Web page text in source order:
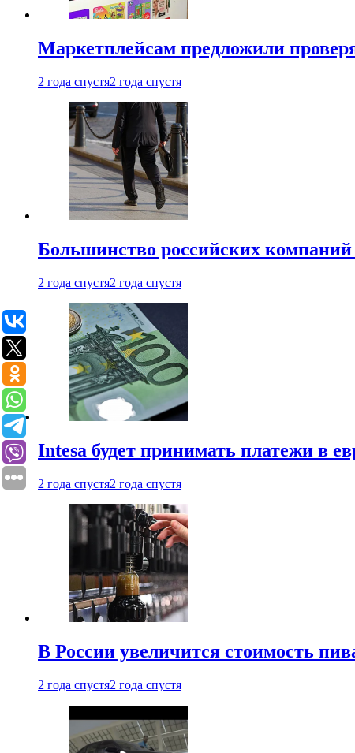
Маркетплейсам предложили
2 года спустя2 года спустя
Большинство российских компаний
2 года спустя2 года спустя
Intesa будет принимать платежи в
2 года спустя2 года спустя
В России увеличится стоимость
2 года спустя2 года спустя